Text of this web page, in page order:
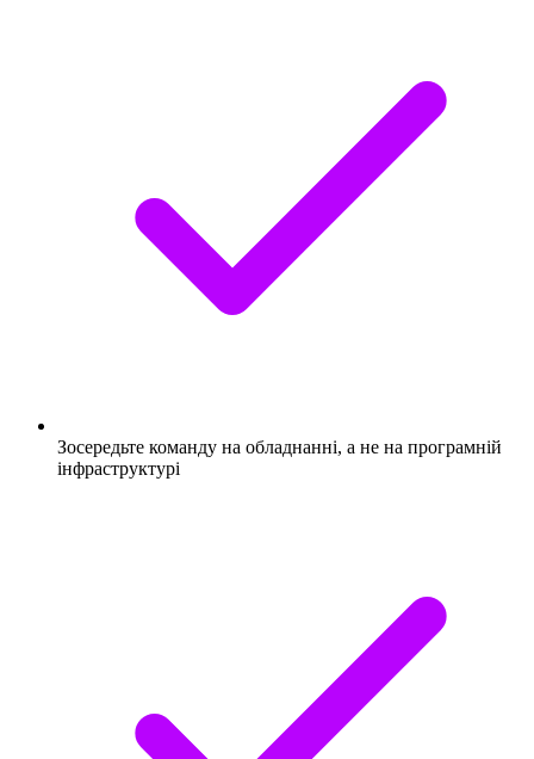
Зосередьте команду на обладнанні, а не на програмній
інфраструктурі